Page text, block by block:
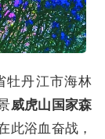
牡丹江市海林
威虎山国家森
此浴血奋战，